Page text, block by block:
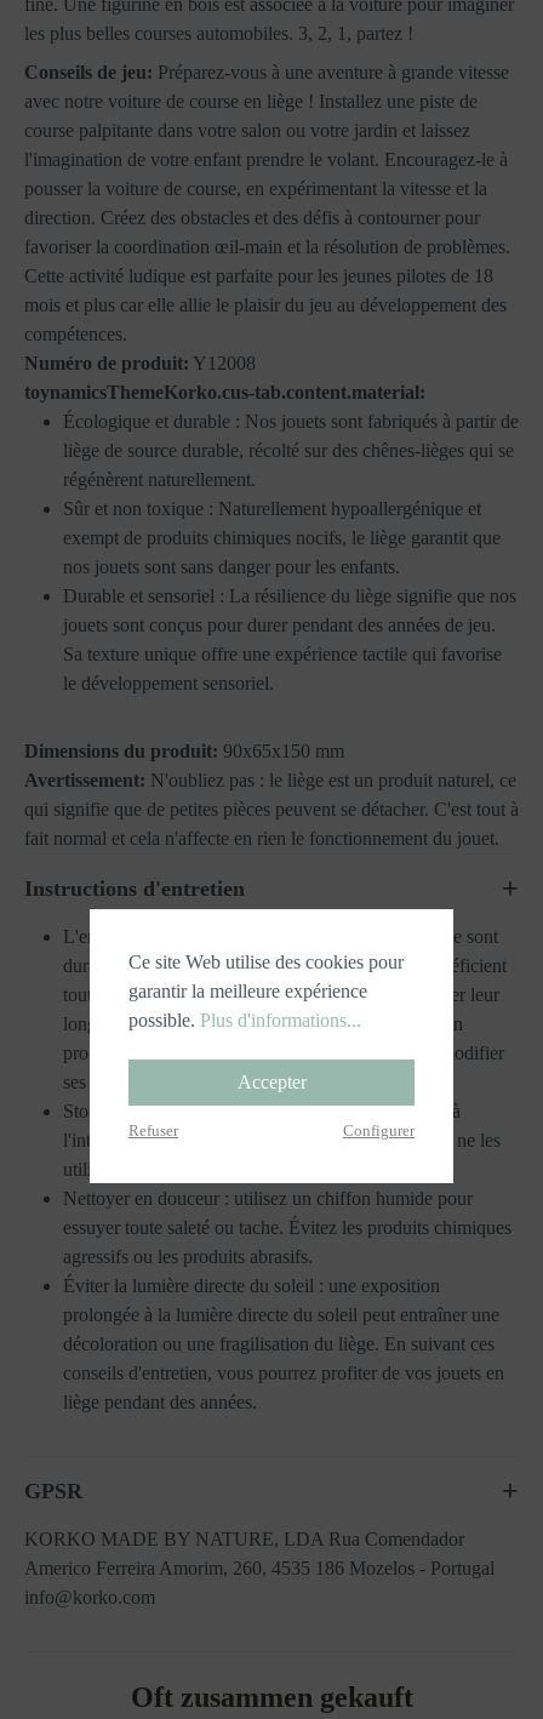
les plus belles courses automobiles. 3, 2, 1, partez !
Conseils de jeu: Préparez-vous à une aventure à grande vitesse
avec notre voiture de course en liège ! Installez une piste de
course palpitante dans votre salon ou votre jardin et laissez
l'imagination de votre enfant prendre le volant. Encouragez-le à
pousser la voiture de course, en expérimentant la vitesse et la
direction. Créez des obstacles et des défis à contourner pour
favoriser la coordination œil-main et la résolution de problèmes.
Cette activité ludique est parfaite pour les jeunes pilotes de 18
mois et plus car elle allie le plaisir du jeu au développement des
compétences.
Numéro de produit: Y12008
toynamicsThemeKorko.cus-tab.content.material:
Écologique et durable : Nos jouets sont fabriqués à partir de
liège de source durable, récolté sur des chênes-lièges qui se
régénèrent naturellement.
Sûr et non toxique : Naturellement hypoallergénique et
exempt de produits chimiques nocifs, le liège garantit que
nos jouets sont sans danger pour les enfants.
Durable et sensoriel : La résilience du liège signifie que nos
jouets sont conçus pour durer pendant des années de jeu.
Sa texture unique offre une expérience tactile qui favorise
le développement sensoriel.
Dimensions du produit: 90x65x150 mm
Avertissement: N'oubliez pas : le liège est un produit naturel, ce
qui signifie que de petites pièces peuvent se détacher. C'est tout à
fait normal et cela n'affecte en rien le fonctionnement du jouet.
Instructions d'entretien
L'entretien de vos jouets en liège : les jouets en liège sont
durables et respectueux de l'environnement, ils bénéficient
tout de même de quelques soins simples pour assurer leur
longévité. Gardez-les au sec : évitez toute exposition
prolongée à l'humidité ou à l'eau car le liège peut modifier
ses propriétés au fil du temps lorsqu'il est humide.
Stocker à l'intérieur : conservez vos jouets en liège à
l'intérieur, dans un endroit frais et sec, lorsque vous ne les
utilisez pas.
Nettoyer en douceur : utilisez un chiffon humide pour
essuyer toute saleté ou tache. Évitez les produits chimiques
agressifs ou les produits abrasifs.
Éviter la lumière directe du soleil : une exposition
prolongée à la lumière directe du soleil peut entraîner une
décoloration ou une fragilisation du liège. En suivant ces
conseils d'entretien, vous pourrez profiter de vos jouets en
liège pendant des années.
GPSR
KORKO MADE BY NATURE, LDA Rua Comendador
Americo Ferreira Amorim, 260, 4535 186 Mozelos - Portugal
info@korko.com
Oft zusammen gekauft
Ce site Web utilise des cookies pour
garantir la meilleure expérience
possible. Plus d'informations...
Accepter
Refuser Configurer